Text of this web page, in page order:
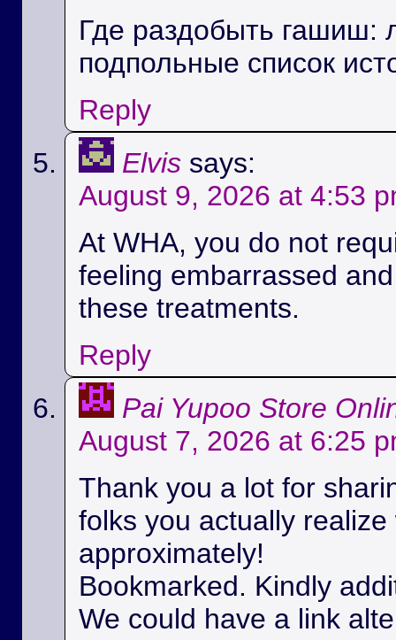
Где раздобыть гашиш:
подпольные список
Reply
Elvis says:
August 9, 2026 at 4:53
At WHA, you do not
feeling embarrassed
these treatments.
Reply
Pai Yupoo Store
August 7, 2026 at 6:25
Thank you a lot for
folks you actually
approximately!
Bookmarked. Kindly
We could have a link